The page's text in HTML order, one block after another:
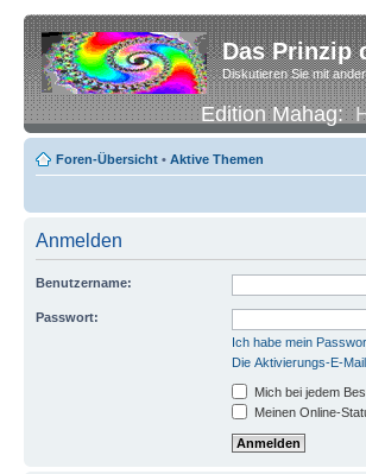
Das Prinzip
Diskutieren Sie mit
Edition Mahag:
Foren-Übersicht • Aktive Themen
Anmelden
Benutzername:
Passwort:
Ich habe mein
Die Aktivierungs-E-
Mich bei jedem
Meinen Online-